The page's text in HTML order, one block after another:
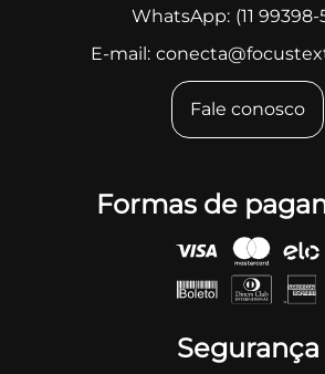
WhatsApp: (11
E-mail:
Fale conosco
Formas de
Segurança